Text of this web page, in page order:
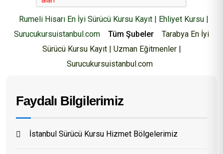
Rumeli Hisarı En İyi Sürücü Kursu Kayıt | Ehliyet Kursu |
Surucukursuistanbul.com
Tüm Şubeler
Tarabya En İyi
Sürücü Kursu Kayıt | Uzman Eğitmenler |
Surucukursuistanbul.com
Faydalı Bilgilerimiz
İstanbul Sürücü Kursu Hizmet Bölgelerimiz
Eğitim Danışmanı
Bugün 06:00